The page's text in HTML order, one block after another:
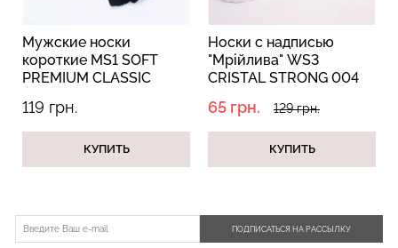
Мужские носки
короткие MS1 SOFT
PREMIUM CLASSIC
119 грн.
КУПИТЬ
Носки с надписью
"Мрійлива" WS3
CRISTAL STRONG 004
(белый/голубой)
65 грн. 129 грн.
КУПИТЬ
ПОДПИСАТЬСЯ НА РАССЫЛКУ
Топ на бретелях в рубчик
(белый) Giulia
499 грн.
Бесшовный топ на тонких
бретелях CAMI TOP
(белый) Giulia
399 грн.